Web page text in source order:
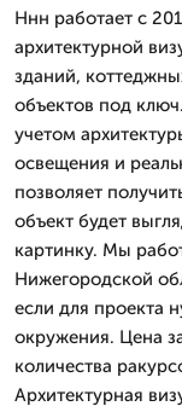
Ннн работает с
архитектурной
зданий,
объектов под
учетом
освещения и
позволяет
объект будет
картинку. Мы
Нижегородской
если для проекта
окружения. Цена
количества
Архитектурная